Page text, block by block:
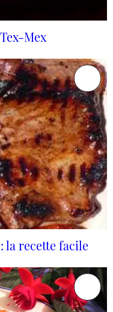
Mex
la recette facile